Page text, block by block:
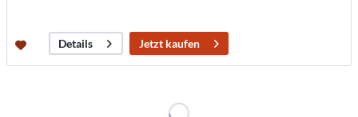
Details Jetzt kaufen